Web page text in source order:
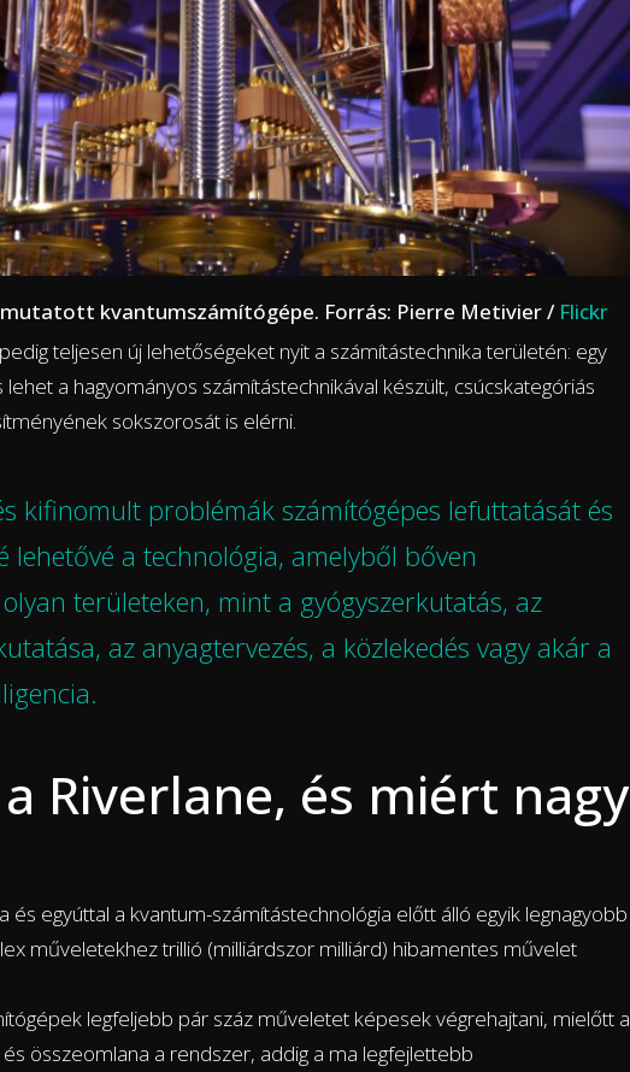
kvantumszámítógépe. Forrás: Pierre Metivier / Flickr
teljesen új lehetőségeket nyit a számítástechnika területén: egy
a hagyományos számítástechnikával készült, csúcskategóriás
sokszorosát is elérni.
kifinomult problémák számítógépes lefuttatását és
lehetővé a technológia, amelyből bőven
területeken, mint a gyógyszerkutatás, az
az anyagtervezés, a közlekedés vagy akár a
Riverlane, és miért nagy
és egyúttal a kvantum-számítástechnológia előtt álló egyik legnagyobb
műveletekhez trillió (milliárdszor milliárd) hibamentes művelet
legfeljebb pár száz műveletet képesek végrehajtani, mielőtt a
összeomlana a rendszer, addig a ma legfejlettebb